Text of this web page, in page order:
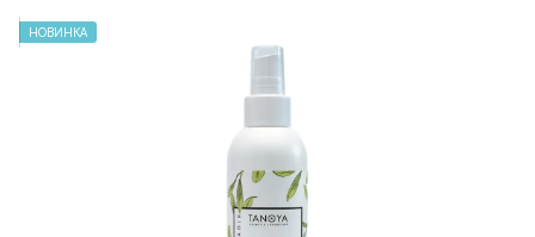
НОВИНКА